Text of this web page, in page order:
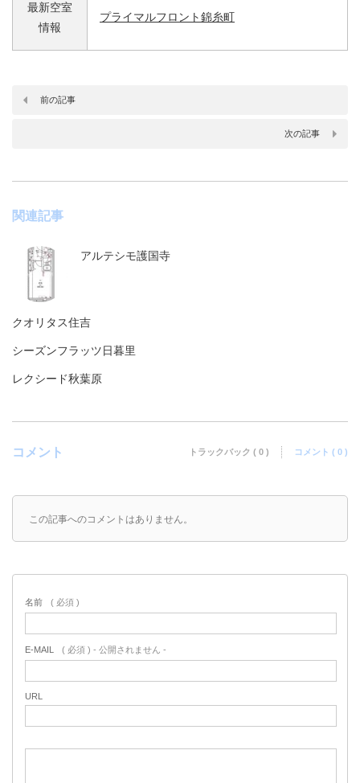
最新空室
情報
プライマルフロント錦糸町
前の記事
次の記事
関連記事
アルテシモ護国寺
クオリタス住吉
シーズンフラッツ日暮里
レクシード秋葉原
コメント トラックバック ( 0 ) コメント ( 0 )
この記事へのコメントはありません。
名前 ( 必須 )
E-MAIL ( 必須 ) - 公開されません -
URL